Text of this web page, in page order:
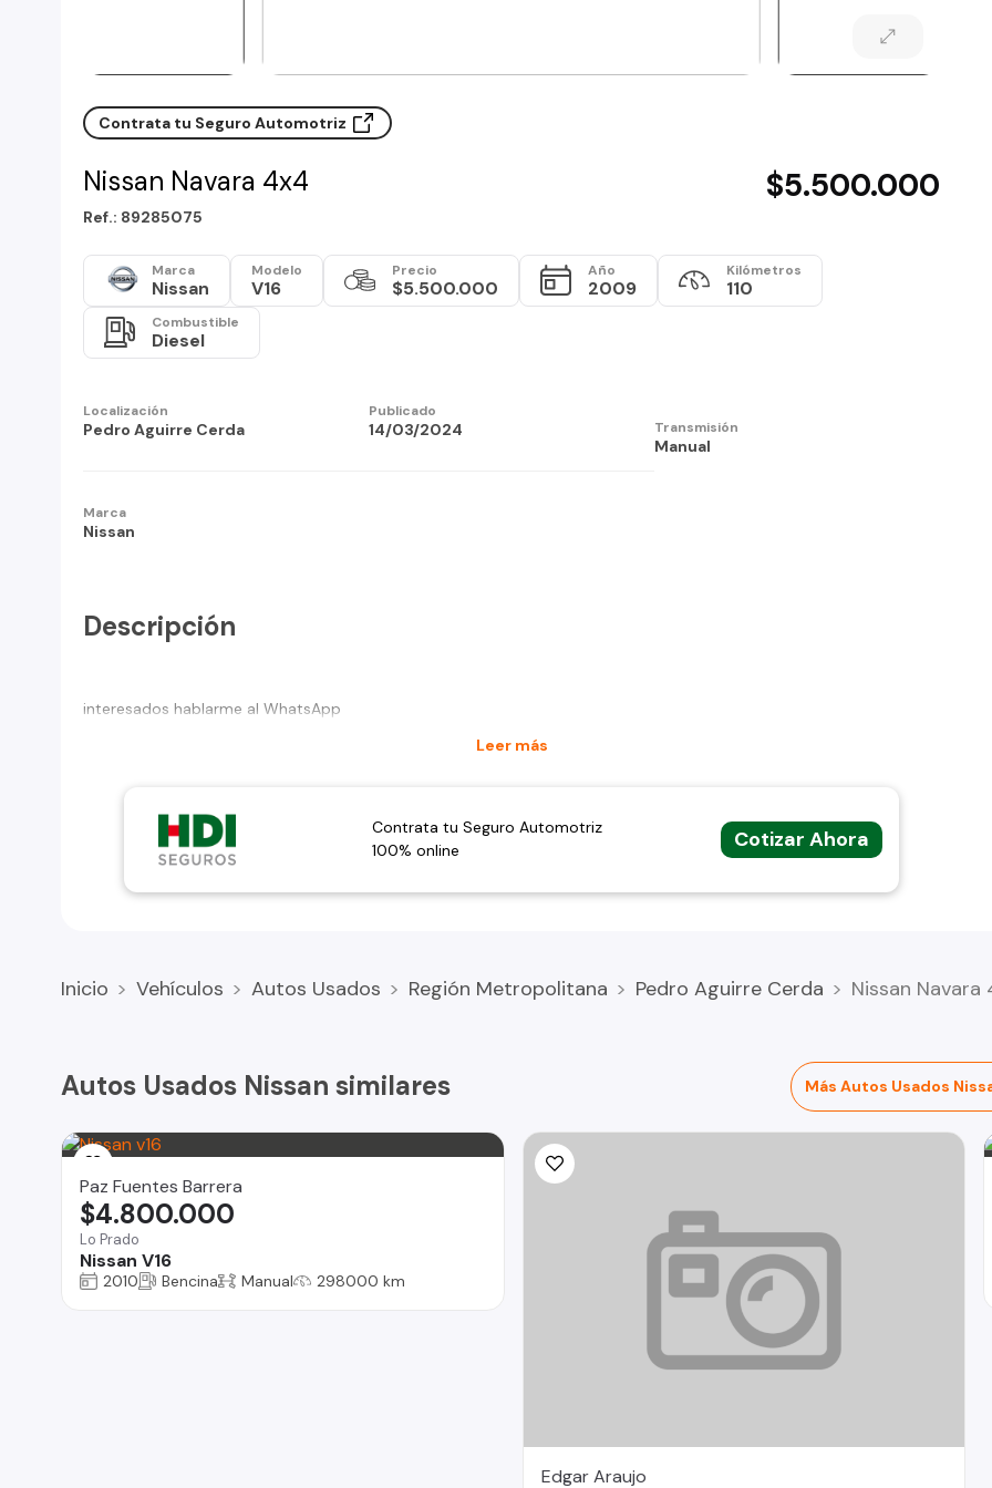
Contrata tu Seguro Automotriz
Nissan Navara 4x4 $5.500.000
Ref.: 89285075
Marca
Nissan
Modelo
V16
Precio
$5.500.000
Año
2009
Kilómetros
110
Combustible
Diesel
Localización
Pedro Aguirre Cerda
Publicado
14/03/2024 Transmisión
Manual
Marca
Nissan
Descripción
interesados hablarme al WhatsApp
Leer más
Contrata tu Seguro Automotriz
100% online
Cotizar Ahora
Inicio Vehículos Autos Usados Región Metropolitana Pedro Aguirre Cerda Nissan Navara
Autos Usados Nissan similares Más Autos Usados
Paz Fuentes Barrera
Lo Prado
Nissan V16
$4.800.000
2010 Bencina Manual 298000 km
Edgar Araujo